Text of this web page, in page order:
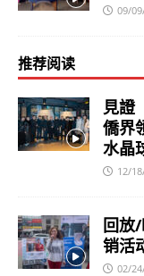
09/
推荐阅读
見證
僑界
水晶
12/
回放
销活
02/